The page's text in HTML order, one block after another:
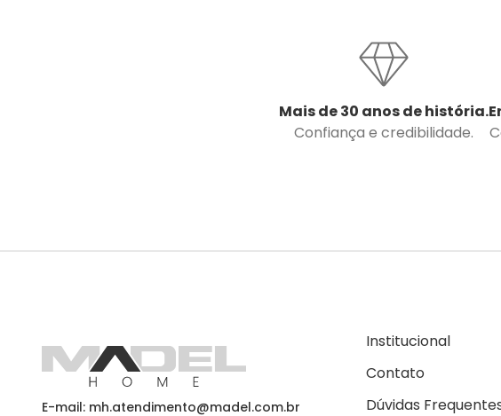
Mais de 30 anos de história.
Confiança e credibilidade.
E-mail: mh.atendimento@madel.com.br
Institucional
Contato
Dúvidas